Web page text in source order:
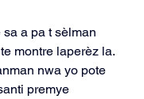
a pa t sèlman
montre laperèz la.
nwa yo pote
premye